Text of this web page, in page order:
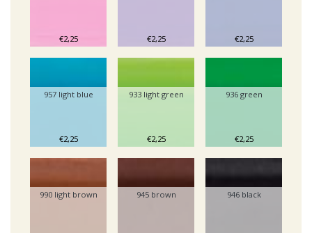
€2,25 €2,25 €2,25
957 light blue
€2,25
933 light green
€2,25
936 green
€2,25
990 light brown 945 brown 946 black